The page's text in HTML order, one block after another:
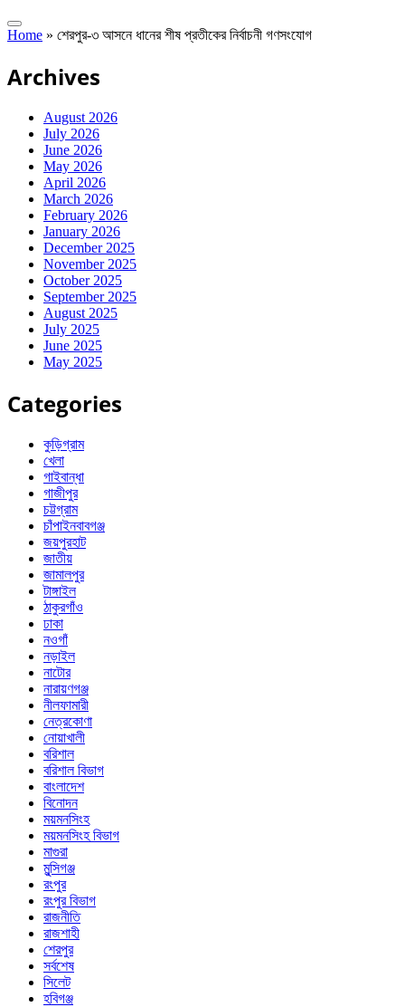
Home » শেরপুর-৩ আসনে ধানের শীষ প্রতীকের নির্বাচনী গণসংযোগ
Archives
August 2026
July 2026
June 2026
May 2026
April 2026
March 2026
February 2026
January 2026
December 2025
November 2025
October 2025
September 2025
August 2025
July 2025
June 2025
May 2025
Categories
কুড়িগ্রাম
খেলা
গাইবান্ধা
গাজীপুর
চট্টগ্রাম
চাঁপাইনবাবগঞ্জ
জয়পুরহাট
জাতীয়
জামালপুর
টাঙ্গাইল
ঠাকুরগাঁও
ঢাকা
নওগাঁ
নড়াইল
নাটোর
নারায়ণগঞ্জ
নীলফামারী
নেত্রকোণা
নোয়াখালী
বরিশাল
বরিশাল বিভাগ
বাংলাদেশ
বিনোদন
ময়মনসিংহ
ময়মনসিংহ বিভাগ
মাগুরা
মুন্সিগঞ্জ
রংপুর
রংপুর বিভাগ
রাজনীতি
রাজশাহী
শেরপুর
সর্বশেষ
সিলেট
হবিগঞ্জ